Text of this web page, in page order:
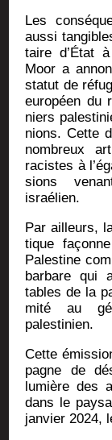
Les
aus­si
taire d’É­tat
Moor a
sta­tut de
euro­péen du
niers
nions. Cette
nom­breux
racistes à
sions
israélien.
Par ailleurs,
tique
Pales­tine
bar­bare qui
tables de la
mi­té au
palestinien.
Cette
pagne de
lumière des
dans le
jan­vier 2024,